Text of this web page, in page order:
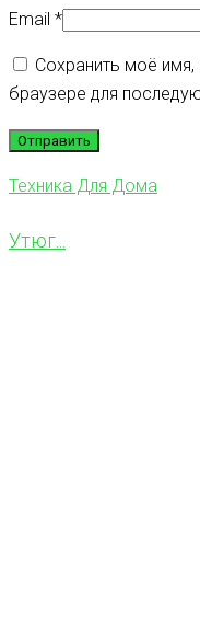
Email *
Сохранить моё имя,
браузере для
Техника Для Дома
Утюг...